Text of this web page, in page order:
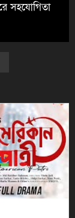
সহযোগিতা